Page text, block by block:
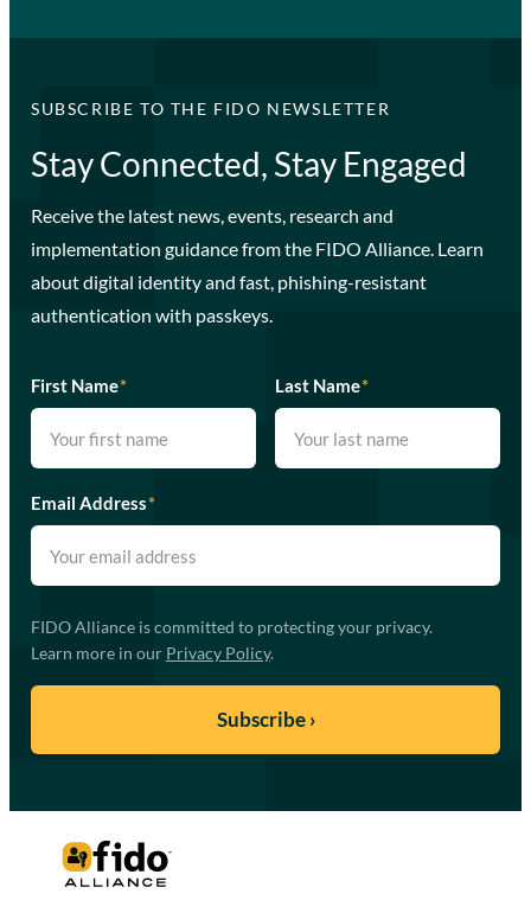
SUBSCRIBE TO THE FIDO NEWSLETTER
Stay Connected, Stay Engaged
Receive the latest news, events, research and
implementation guidance from the FIDO Alliance. Learn
about digital identity and fast, phishing-resistant
authentication with passkeys.
First Name* Last Name*
Email Address*
FIDO Alliance is committed to protecting your privacy.
Learn more in our Privacy Policy.